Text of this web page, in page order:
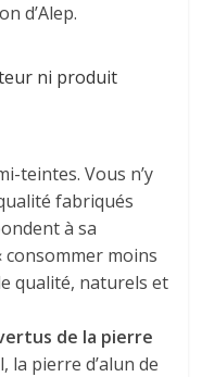
d’Alep.
ni produit
teintes. Vous n’y
fabriqués
à sa
consommer moins
qualité, naturels et
de la pierre
la pierre d’alun de